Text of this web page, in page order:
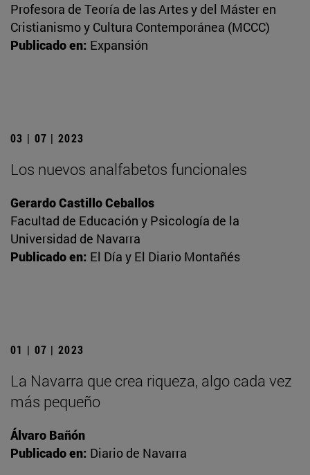
Profesora de Teoría de las Artes y del Máster en
Cristianismo y Cultura Contemporánea (MCCC)
Publicado en: Expansión
03 | 07 | 2023
Los nuevos analfabetos funcionales
Gerardo Castillo Ceballos
Facultad de Educación y Psicología de la
Universidad de Navarra
Publicado en: El Día y El Diario Montañés
01 | 07 | 2023
La Navarra que crea riqueza, algo cada vez
más pequeño
Álvaro Bañón
Publicado en: Diario de Navarra